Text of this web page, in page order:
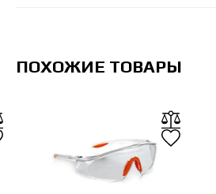
ПОХОЖИЕ ТОВАРЫ